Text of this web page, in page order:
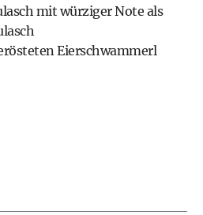
mit würziger Note als
Eierschwammerl